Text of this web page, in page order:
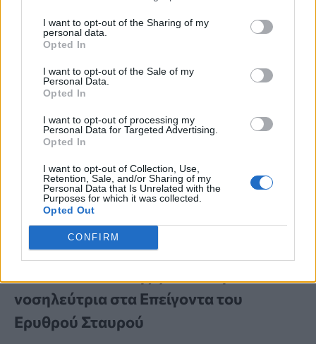
I want to opt-out of the Sharing of my
personal data.
Opted In
I want to opt-out of the Sale of my
Personal Data.
Opted In
I want to opt-out of processing my
Personal Data for Targeted Advertising.
Opted In
I want to opt-out of Collection, Use,
Retention, Sale, and/or Sharing of my
Personal Data that Is Unrelated with the
Purposes for which it was collected.
Opted Out
CONFIRM
ΒΙΑ ΚΑΤΑ ΓΙΑΤΡΩΝ
νοσηλεύτρια στα Επείγοντα του
Ερυθρού Σταυρού